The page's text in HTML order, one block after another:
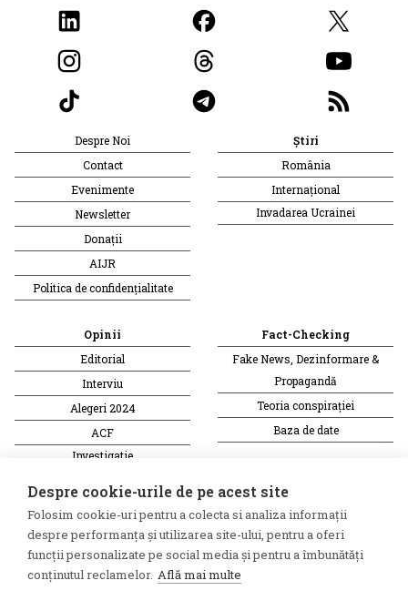
Despre Noi
Contact
Evenimente
Newsletter
Donații
AIJR
Politica de confidențialitate
Știri
România
Internațional
Invadarea Ucrainei
Opinii
Editorial
Interviu
Alegeri 2024
ACF
Investigatie
Fact-Checking
Fake News, Dezinformare &
Propagandă
Teoria conspirației
Baza de date
Monitor media
Revista presei fake
Presa rusă independentă
Multimedia
Podcast
Despre cookie-urile de pe acest site
Folosim cookie-uri pentru a colecta si analiza informații
despre performanța și utilizarea site-ului, pentru a oferi
funcții personalizate pe social media și pentru a îmbunătăți
conținutul reclamelor. Află mai multe